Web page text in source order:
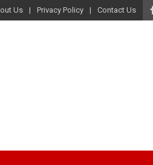
Us Privacy Policy Contact Us